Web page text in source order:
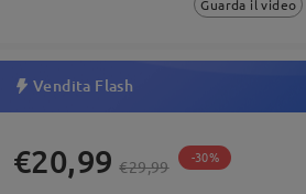
Guarda il video
Vendita Flash
€20,99 €29,99 -30%